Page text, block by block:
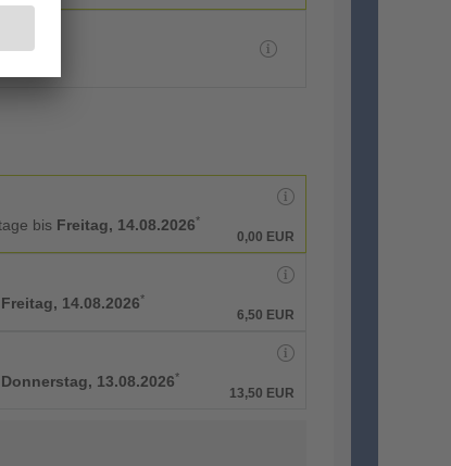
bis Freitag, 14.08.2026*
0,00 EUR
Freitag, 14.08.2026*
6,50 EUR
Donnerstag, 13.08.2026*
13,50 EUR